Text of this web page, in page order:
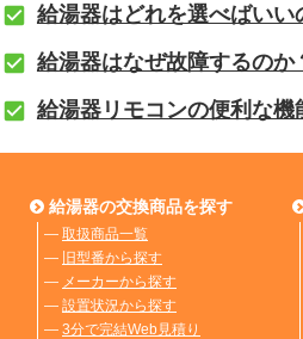
給湯器はどれを選べばいい
給湯器はなぜ故障するのか
給湯器リモコンの便利な機
給湯器の交換商品を探す
― 取扱商品一覧
― 旧型番から探す
― メーカーから探す
― 設置状況から探す
― 3分で完結Web見積り